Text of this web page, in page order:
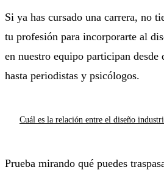
Si ya has cursado una carrera, no
tu profesión para incorporarte al
en nuestro equipo participan desde
hasta periodistas y psicólogos.
Cuál es la relación entre el diseño
Prueba mirando qué puedes